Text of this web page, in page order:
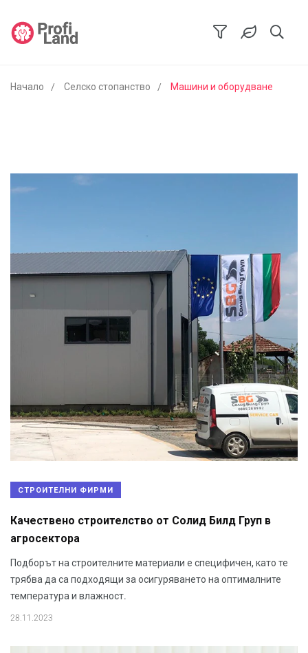
Начало Селско стопанство Машини и оборудване
СТРОИТЕЛНИ ФИРМИ
Качествено строителство от Солид Билд Груп в
агросектора
Подборът на строителните материали е специфичен, като те
трябва да са подходящи за осигуряването на оптималните
температура и влажност.
28.11.2023